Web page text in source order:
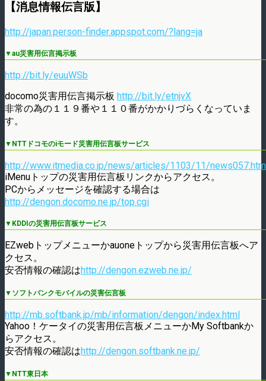
【消息情報伝言版】
http://japan.person-finder.appspot.com/?lang=ja
▼au災害用伝言掲示板
http://bit.ly/euuWSb
docomo災害用伝言掲示板 http://bit.ly/etnjvX
非常の為の１１９番や１１０番がかかりづらくなっていま
す。
▼NTTドコモのiモード災害用伝言板サービス
http://www.itmedia.co.jp/news/articles/1103/11/
iMenuトップの災害用伝言板リンクからアクセス。
PCからメッセージを確認する場合は
http://dengon.docomo.ne.jp/top.cgi
▼KDDIの災害用伝言板サービス
EZwebトップメニューかauoneトップから災害用伝言板へア
クセス。
安否情報の確認はhttp://dengon.ezweb.ne.jp/
▼ソフトバンクモバイルの災害伝言板
http://mb.softbank.jp/mb/information/dengon/index.html
Yahoo！ケータイの災害用伝言板メニューかMy Softbankか
らアクセス。
安否情報の確認はhttp://dengon.softbank.ne.jp/
▼NTT東日本